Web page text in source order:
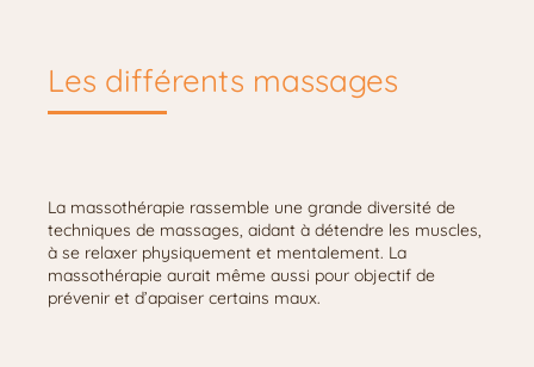
Les différents massages
La massothérapie rassemble une grande diversité de
techniques de massages, aidant à détendre les muscles,
à se relaxer physiquement et mentalement. La
massothérapie aurait même aussi pour objectif de
prévenir et d’apaiser certains maux.